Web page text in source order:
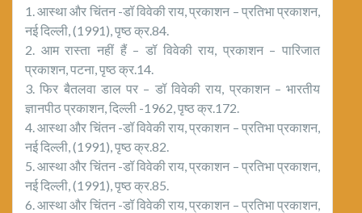
1. आस्था और चिंतन -डॉ विवेकी राय, प्रकाशन – प्रतिभा प्रकाशन,
नई दिल्ली, (1991), पृष्ठ क्र.84.
2. आम रास्ता नहीं हैं – डॉ विवेकी राय, प्रकाशन – पारिजात
प्रकाशन, पटना, पृष्ठ क्र.14.
3. फिर बैतलवा डाल पर – डॉ विवेकी राय, प्रकाशन – भारतीय
ज्ञानपीठ प्रकाशन, दिल्ली -1962, पृष्ठ क्र.172.
4. आस्था और चिंतन -डॉ विवेकी राय, प्रकाशन – प्रतिभा प्रकाशन,
नई दिल्ली, (1991), पृष्ठ क्र.82.
5. आस्था और चिंतन -डॉ विवेकी राय, प्रकाशन – प्रतिभा प्रकाशन,
नई दिल्ली, (1991), पृष्ठ क्र.85.
6. आस्था और चिंतन -डॉ विवेकी राय, प्रकाशन – प्रतिभा प्रकाशन,